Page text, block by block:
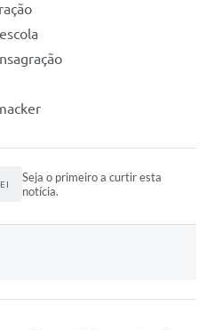
Seja o primeiro a curtir esta
notícia.